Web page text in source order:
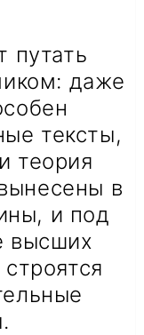
путать
даже
тексты,
теория
в
и под
высших